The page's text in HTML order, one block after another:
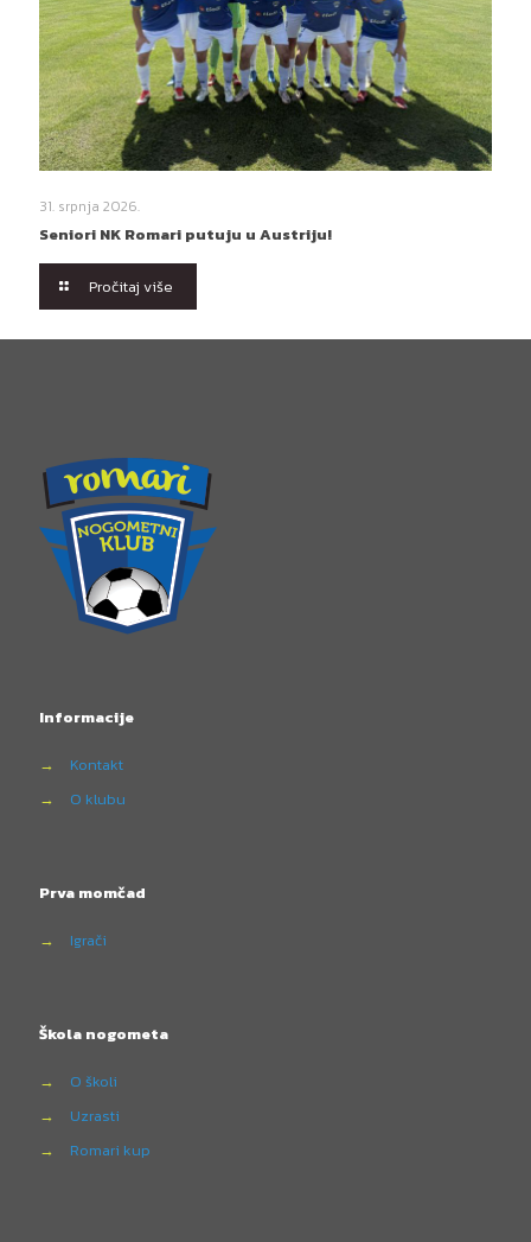
31. srpnja 2026.
Seniori NK Romari putuju u Austriju!
Pročitaj više
Informacije
→
Kontakt
→
O klubu
Prva momčad
→ Igrači
Škola nogometa
→
O školi
→
Uzrasti
→
Romari kup